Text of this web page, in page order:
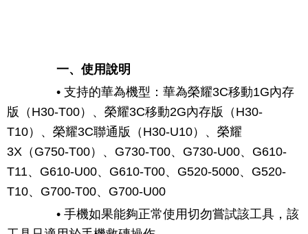
一、使用說明
• 支持的華為機型：華為榮耀3C移動1G內存
版（H30-T00）、榮耀3C移動2G內存版（H30-
T10）、榮耀3C聯通版（H30-U10）、榮耀
3X（G750-T00）、G730-T00、G730-U00、G610-
T11、G610-U00、G610-T00、G520-5000、G520-
T10、G700-T00、G700-U00
• 手機如果能夠正常使用切勿嘗試該工具，該